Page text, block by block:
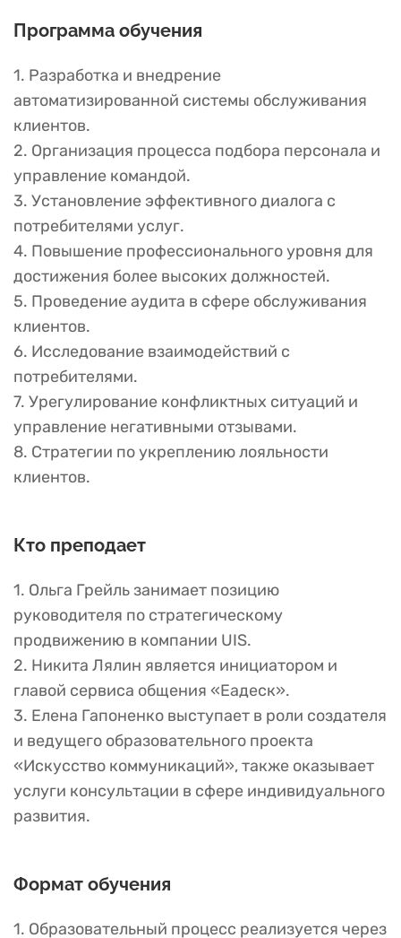
Программа обучения
1. Разработка и внедрение
автоматизированной системы обслуживания
клиентов.
2. Организация процесса подбора персонала и
управление командой.
3. Установление эффективного диалога с
потребителями услуг.
4. Повышение профессионального уровня для
достижения более высоких должностей.
5. Проведение аудита в сфере обслуживания
клиентов.
6. Исследование взаимодействий с
потребителями.
7. Урегулирование конфликтных ситуаций и
управление негативными отзывами.
8. Стратегии по укреплению лояльности
клиентов.
Кто преподает
1. Ольга Грейль занимает позицию
руководителя по стратегическому
продвижению в компании UIS.
2. Никита Лялин является инициатором и
главой сервиса общения «Еадеск».
3. Елена Гапоненко выступает в роли создателя
и ведущего образовательного проекта
«Искусство коммуникаций», также оказывает
услуги консультации в сфере индивидуального
развития.
Формат обучения
1. Образовательный процесс реализуется через